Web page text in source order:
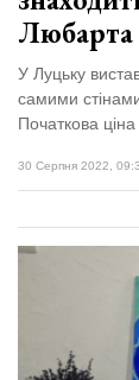
Любарта
У Луцьку
самими
Початкова
30 Серпня 2022,